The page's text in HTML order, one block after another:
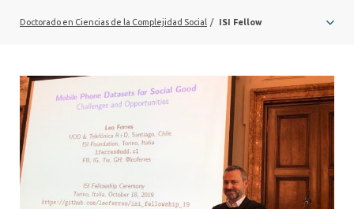
INVESTIGACIÓN
Doctorado en Ciencias de la Complejidad Social / ISI Fellow